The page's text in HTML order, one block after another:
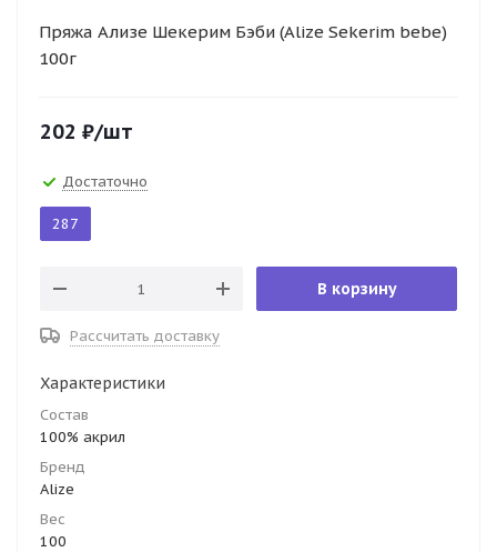
Пряжа Ализе Шекерим Бэби (Alize Sekerim bebe)
100г
202 ₽/шт
Достаточно
287
В корзину
Рассчитать доставку
Характеристики
Состав
100% акрил
Бренд
Alize
Вес
100